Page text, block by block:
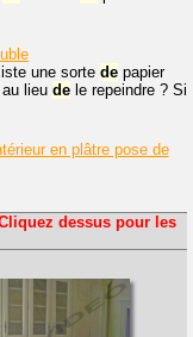
une sorte de papier
lieu de le repeindre ? Si
en plâtre pose de
dessus pour les